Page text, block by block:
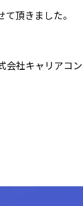
頂きました。
会社キャリアコ